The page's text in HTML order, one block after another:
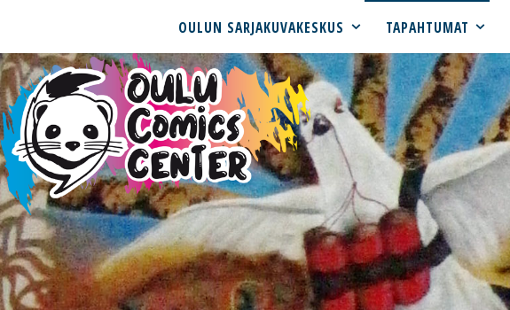
OULUN SARJAKUVAKESKUS TAPAHTUMAT